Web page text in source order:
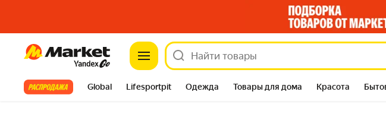
Market
Все хиты Global Lifesportpit Одежда Товары для дома Красота